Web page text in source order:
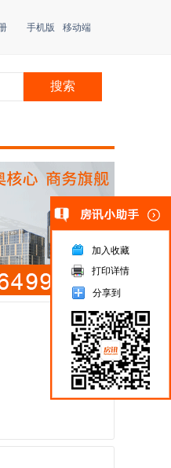
手机版 移动端
广告
加入收藏
打印详情
分享到